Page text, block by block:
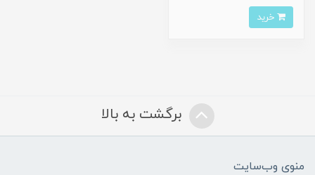
برگشت به بالا
منوی وب‌سایت